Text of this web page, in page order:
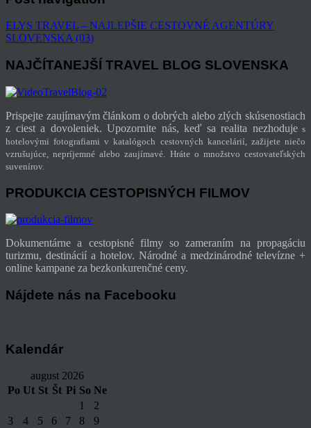
ELYS TRAVEL – NAJLEPŠIE CESTOVNÉ AGENTÚRY
SLOVENSKA (03)
NAJČÍTANEJŠÍ TRAVEL BLOG SLOVENSKA
Prispejte zaujímavým článkom o dobrých alebo zlých skúsenostiach
z ciest a dovoleniek. Upozornite nás, keď sa realita nezhodujes
hotelovými fotografiami v katalógoch cestovných kancelárií, zažijete niečo
vzrušujúce, nepríjemné alebo zaujímavé. Hráte o množstvo cestovateľských
suvenírov.
PRODUKCIA CESTOPISNÝCH FILMOV
Dokumentárne a cestopisné filmy so zameraním na propagáciu
turizmu, destinácií a hotelov. Národné a medzinárodné televízne +
online kampane za bezkonkurenčné ceny.
Nájdete nás na Facebooku
Kalendár
august 2026
Po Ut St Št Pi So Ne
1
2
3
4 5 6 7 8
9